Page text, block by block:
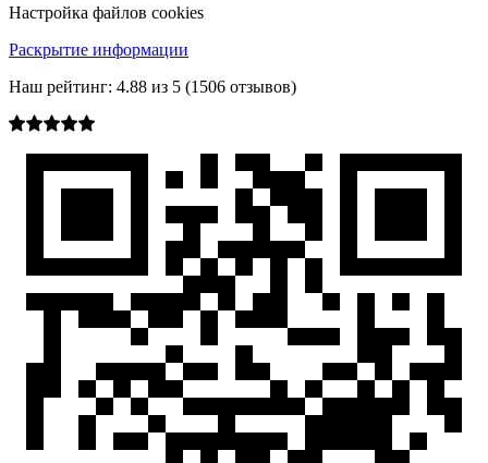
Настройка файлов cookies
Раскрытие информации
Наш рейтинг: 4.88 из 5 (1506 отзывов)